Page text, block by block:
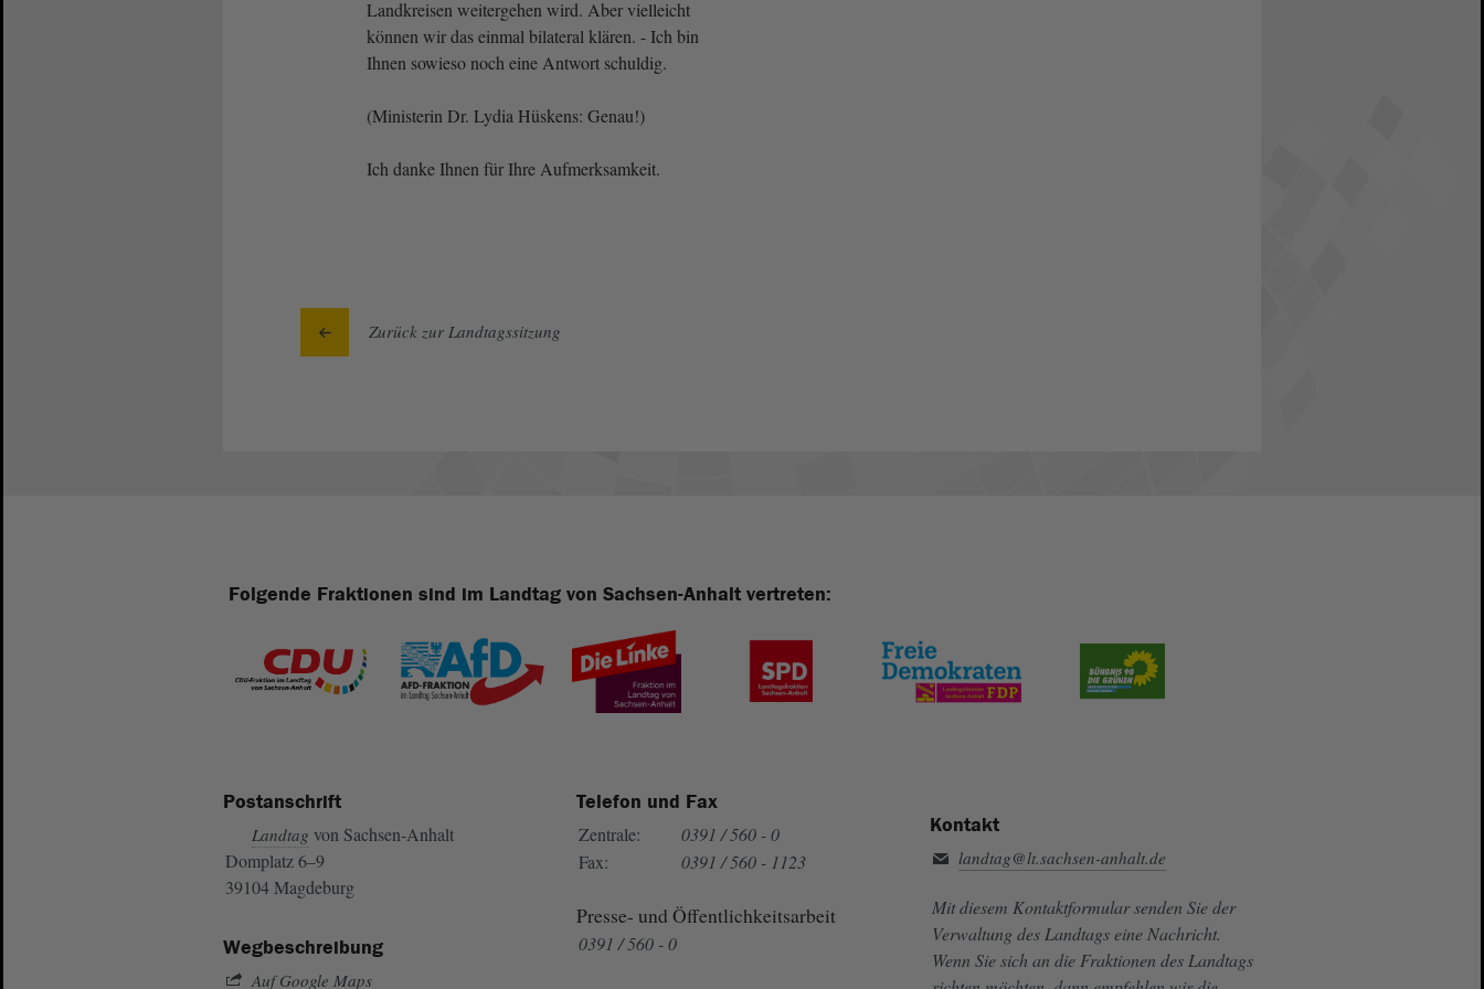
Landkreisen weitergehen wird. Aber vielleicht
können wir das einmal bilateral klären. - Ich bin
Ihnen sowieso noch eine Antwort schuldig.
(Ministerin Dr. Lydia Hüskens: Genau!)
Ich danke Ihnen für Ihre Aufmerksamkeit.
Zurück zur Landtagssitzung
Folgende Fraktionen sind im Landtag von Sachsen-Anhalt vertreten:
Postanschrift
Landtag von Sachsen-Anhalt
Domplatz 6–9
39104 Magdeburg
Wegbeschreibung
Auf Google Maps
Telefon und Fax
Zentrale:
0391 / 560 - 0
Fax:
0391 / 560 - 1123
Presse- und Öffentlichkeitsarbeit
0391 / 560 - 0
Kontakt
landtag@lt.sachsen-anhalt.de
Mit diesem Kontaktformular senden Sie der
Verwaltung des Landtags eine Nachricht.
Wenn Sie sich an die Fraktionen des Landtags